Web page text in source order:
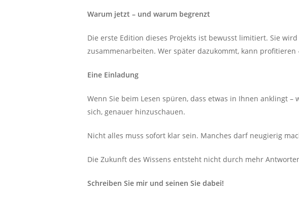
Warum jetzt – und warum begrenzt
Die erste Edition dieses Projekts ist bewusst limitiert. Sie
zusammenarbeiten. Wer später dazukommt, kann
Eine Einladung
Wenn Sie beim Lesen spüren, dass etwas in Ihnen anklingt
sich, genauer hinzuschauen.
Nicht alles muss sofort klar sein. Manches darf neugierig
Die Zukunft des Wissens entsteht nicht durch mehr
Schreiben Sie mir und seinen Sie dabei!